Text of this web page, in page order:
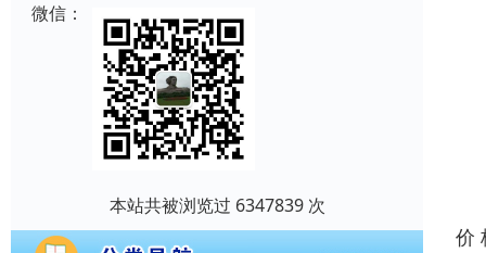
微信：
本站共被浏览过 6347839 次
价